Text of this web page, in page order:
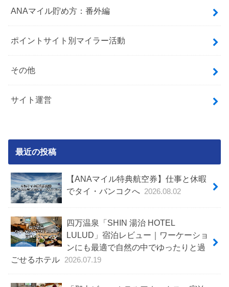
ANAマイル貯め方：番外編
ポイントサイト別マイラー活動
その他
サイト運営
最近の投稿
【ANAマイル特典航空券】仕事と休暇
でタイ・バンコクへ 2026.08.02
四万温泉「SHIN 湯治 HOTEL
LULUD」宿泊レビュー｜ワーケーショ
ンにも最適で自然の中でゆったりと過
ごせるホテル
2026.07.19